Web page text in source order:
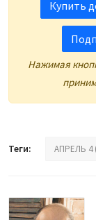
Купить
Нажимая
Теги: АПРЕЛЬ 4